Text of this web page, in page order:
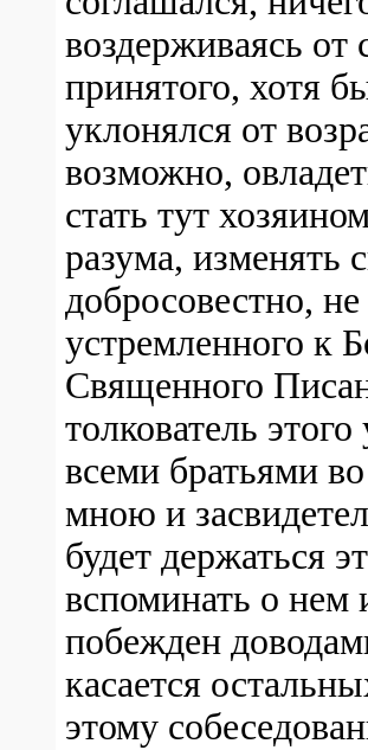
воздерживаясь
принятого, хотя
уклонялся от
возможно,
стать тут
разума, изменять
добросовестно,
устремленного к
Священного
толкователь
всеми братьями
мною и
будет держаться
вспоминать о нем
побежден
касается
этому